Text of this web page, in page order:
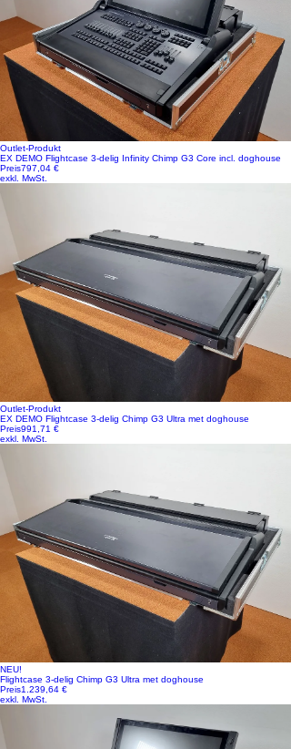
Outlet-Produkt
EX DEMO Flightcase 3-delig Infinity Chimp G3 Core incl. doghouse
Preis797,04 €
exkl. MwSt.
Outlet-Produkt
EX DEMO Flightcase 3-delig Chimp G3 Ultra met doghouse
Preis991,71 €
exkl. MwSt.
NEU!
Flightcase 3-delig Chimp G3 Ultra met doghouse
Preis1.239,64 €
exkl. MwSt.